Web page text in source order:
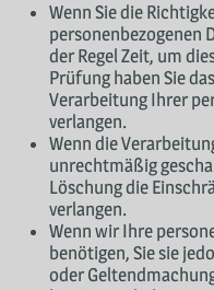
Wenn Sie die
personenbezogenen
der Regel Zeit, um
Prüfung haben Sie
Verarbeitung Ihrer
verlangen.
Wenn die
unrechtmäßig
Löschung die
verlangen.
Wenn wir Ihre
benötigen, Sie sie
oder